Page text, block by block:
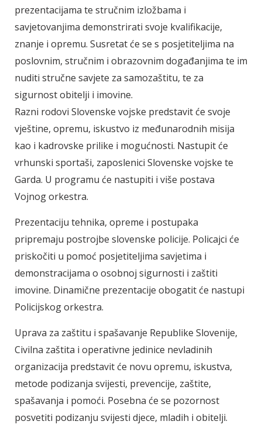
prezentacijama te stručnim izložbama i
savjetovanjima demonstrirati svoje kvalifikacije,
znanje i opremu. Susretat će se s posjetiteljima na
poslovnim, stručnim i obrazovnim događanjima te im
nuditi stručne savjete za samozaštitu, te za
sigurnost obitelji i imovine.
Razni rodovi Slovenske vojske predstavit će svoje
vještine, opremu, iskustvo iz međunarodnih misija
kao i kadrovske prilike i mogućnosti. Nastupit će
vrhunski sportaši, zaposlenici Slovenske vojske te
Garda. U programu će nastupiti i više postava
Vojnog orkestra.
Prezentaciju tehnika, opreme i postupaka
pripremaju postrojbe slovenske policije. Policajci će
priskočiti u pomoć posjetiteljima savjetima i
demonstracijama o osobnoj sigurnosti i zaštiti
imovine. Dinamične prezentacije obogatit će nastupi
Policijskog orkestra.
Uprava za zaštitu i spašavanje Republike Slovenije,
Civilna zaštita i operativne jedinice nevladinih
organizacija predstavit će novu opremu, iskustva,
metode podizanja svijesti, prevencije, zaštite,
spašavanja i pomoći. Posebna će se pozornost
posvetiti podizanju svijesti djece, mladih i obitelji.